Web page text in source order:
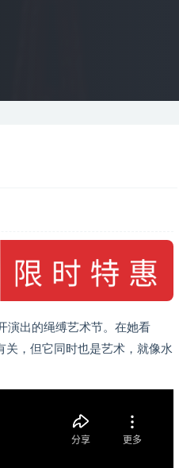
演出的绳缚艺术节。在她看
关，但它同时也是艺术，就像水